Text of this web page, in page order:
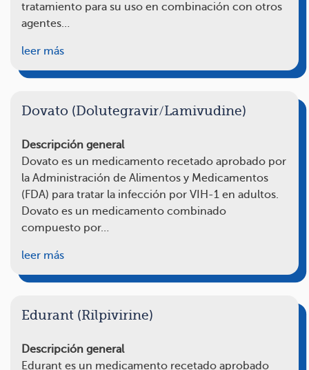
tratamiento para su uso en combinación con otros
agentes…
leer más
Dovato (Dolutegravir/Lamivudine)
Descripción general
Dovato es un medicamento recetado aprobado por
la Administración de Alimentos y Medicamentos
(FDA) para tratar la infección por VIH-1 en adultos.
Dovato es un medicamento combinado
compuesto por…
leer más
Edurant (Rilpivirine)
Descripción general
Edurant es un medicamento recetado aprobado